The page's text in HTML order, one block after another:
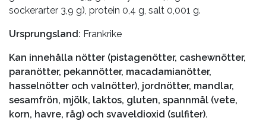
sockerarter 3,9 g), protein 0,4 g, salt 0,001 g.
Ursprungsland: Frankrike
Kan innehålla nötter (pistagenötter, cashewnötter,
paranötter, pekannötter, macadamianötter,
hasselnötter och valnötter), jordnötter, mandlar,
sesamfrön, mjölk, laktos, gluten, spannmål (vete,
korn, havre, råg) och svaveldioxid (sulfiter).